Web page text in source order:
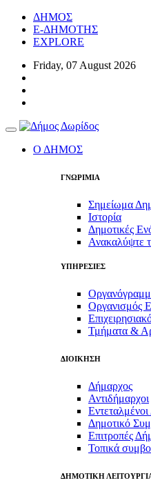
ΔΗΜΟΣ
E-ΔΗΜΟΤΗΣ
EXPLORE
Friday, 07 August 2026
Toggle
navigationΟ ΔΗΜΟΣ
ΓΝΩΡΙΜΙΑ
Σημείωμα
Ιστορία
Δημοτικές
Ανακαλύψτε
ΥΠΗΡΕΣΙΕΣ
Οργανισμός
Τμήματα &
ΔΙΟΙΚΗΣΗ
Δήμαρχος
Αντιδήμαρχοι
Δημοτικό
Επιτροπές
Τοπικά
ΔΗΜΟΤΙΚΗ